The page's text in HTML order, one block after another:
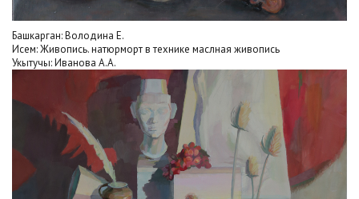
Башкарган: Володина Е.
Исем: Живопись. натюрморт в технике маслная живопись
Укытучы: Иванова А.А.